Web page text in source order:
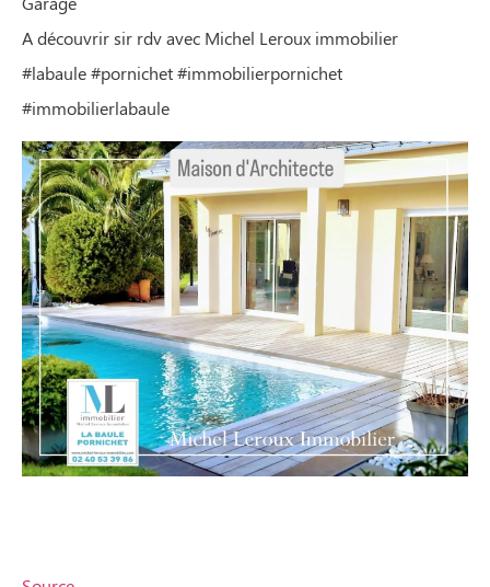
A découvrir sir rdv avec Michel Leroux immobilier
#labaule #pornichet #immobilierpornichet
#immobilierlabaule